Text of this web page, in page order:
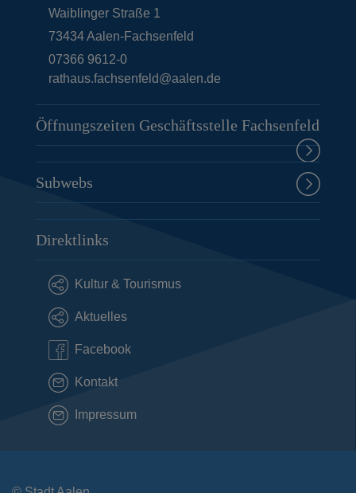
Waiblinger Straße 1
73434Aalen-Fachsenfeld
07366 9612-0
rathaus.fachsenfeld@aalen.de
Öffnungszeiten Geschäftsstelle Fachsenfeld
Subwebs
Direktlinks
Kultur & Tourismus
Aktuelles
Facebook
Kontakt
Impressum